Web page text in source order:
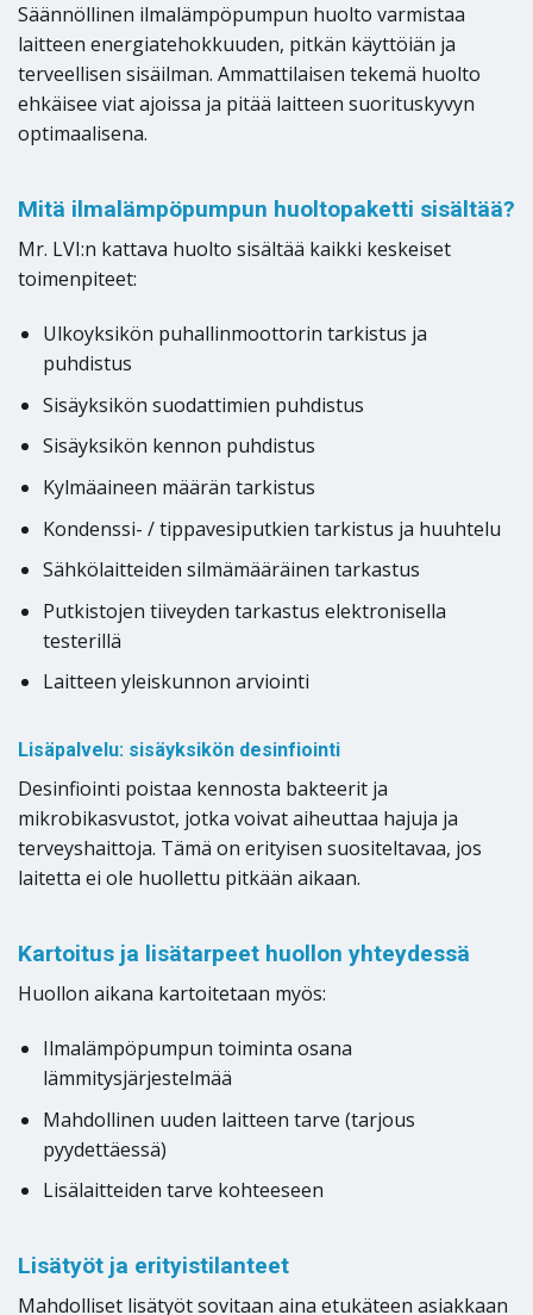
Säännöllinen ilmalämpöpumpun huolto varmistaa
laitteen energiatehokkuuden, pitkän käyttöiän ja
terveellisen sisäilman. Ammattilaisen tekemä huolto
ehkäisee viat ajoissa ja pitää laitteen suorituskyvyn
optimaalisena.
Mitä ilmalämpöpumpun huoltopaketti sisältää?
Mr. LVI:n kattava huolto sisältää kaikki keskeiset
toimenpiteet:
Ulkoyksikön puhallinmoottorin tarkistus ja
puhdistus
Sisäyksikön suodattimien puhdistus
Sisäyksikön kennon puhdistus
Kylmäaineen määrän tarkistus
Kondenssi- / tippavesiputkien tarkistus ja huuhtelu
Sähkölaitteiden silmämääräinen tarkastus
Putkistojen tiiveyden tarkastus elektronisella
testerillä
Laitteen yleiskunnon arviointi
Lisäpalvelu: sisäyksikön desinfiointi
Desinfiointi poistaa kennosta bakteerit ja
mikrobikasvustot, jotka voivat aiheuttaa hajuja ja
terveyshaittoja. Tämä on erityisen suositeltavaa, jos
laitetta ei ole huollettu pitkään aikaan.
Kartoitus ja lisätarpeet huollon yhteydessä
Huollon aikana kartoitetaan myös:
Ilmalämpöpumpun toiminta osana
lämmitysjärjestelmää
Mahdollinen uuden laitteen tarve (tarjous
pyydettäessä)
Lisälaitteiden tarve kohteeseen
Lisätyöt ja erityistilanteet
Mahdolliset lisätyöt sovitaan aina etukäteen asiakkaan